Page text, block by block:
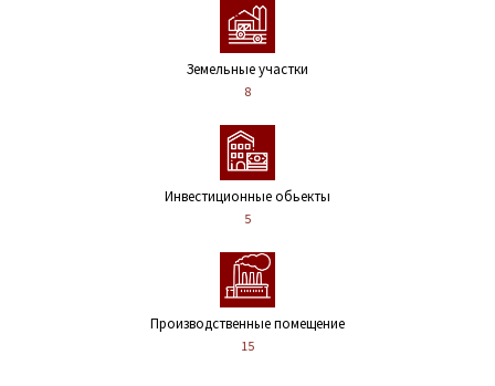
Земельные участки
8
Инвестиционные обьекты
5
Производственные помещение
15